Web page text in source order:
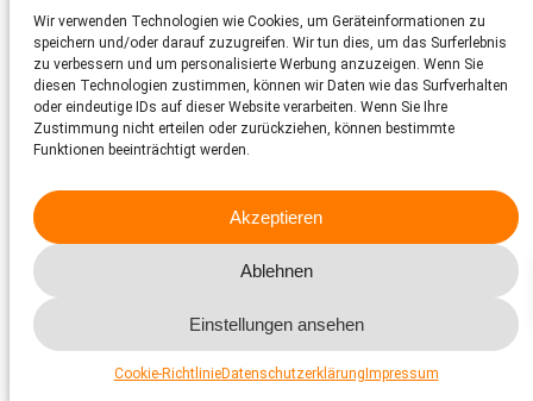
Wir verwenden Technologien wie Cookies, um Geräteinformationen zu
speichern und/oder darauf zuzugreifen. Wir tun dies, um das Surferlebnis
zu verbessern und um personalisierte Werbung anzuzeigen. Wenn Sie
diesen Technologien zustimmen, können wir Daten wie das Surfverhalten
oder eindeutige IDs auf dieser Website verarbeiten. Wenn Sie Ihre
Zustimmung nicht erteilen oder zurückziehen, können bestimmte
Funktionen beeinträchtigt werden.
Akzeptieren
Ablehnen
Einstellungen ansehen
Cookie-RichtlinieDatenschutzerklärung Impressum
26.9.2025
Der Schweizer Tierschutz STS zeigt sich tief bestürzt über
die Entscheidung des Bundesamtes für Umwelt von dieser
Woche, Wolfsabschüsse in 21 Rudeln zu genehmigen.